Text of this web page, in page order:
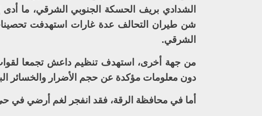
الشدادي بريف الحسكة الجنوبي الشرقي، ما
شن طيران التحالف عدة غارات استهدفت
الشرقي.
من جهة أخرى، استهدف تنظيم داعش تجمعا
دون معلومات مؤكدة عن حجم الأضرار والخسائر
أما في محافظة الرقة، فقد انفجر لغم أرضي في